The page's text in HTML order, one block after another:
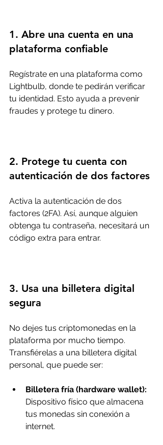
1. Abre una cuenta en una
plataforma confiable
Regístrate en una plataforma como
Lightbulb, donde te pedirán verificar
tu identidad. Esto ayuda a prevenir
fraudes y protege tu dinero.
2. Protege tu cuenta con
autenticación de dos factores
Activa la autenticación de dos
factores (2FA). Así, aunque alguien
obtenga tu contraseña, necesitará un
código extra para entrar.
3. Usa una billetera digital
segura
No dejes tus criptomonedas en la
plataforma por mucho tiempo.
Transfiérelas a una billetera digital
personal, que puede ser:
Billetera fría (hardware wallet):
Dispositivo físico que almacena
tus monedas sin conexión a
internet.